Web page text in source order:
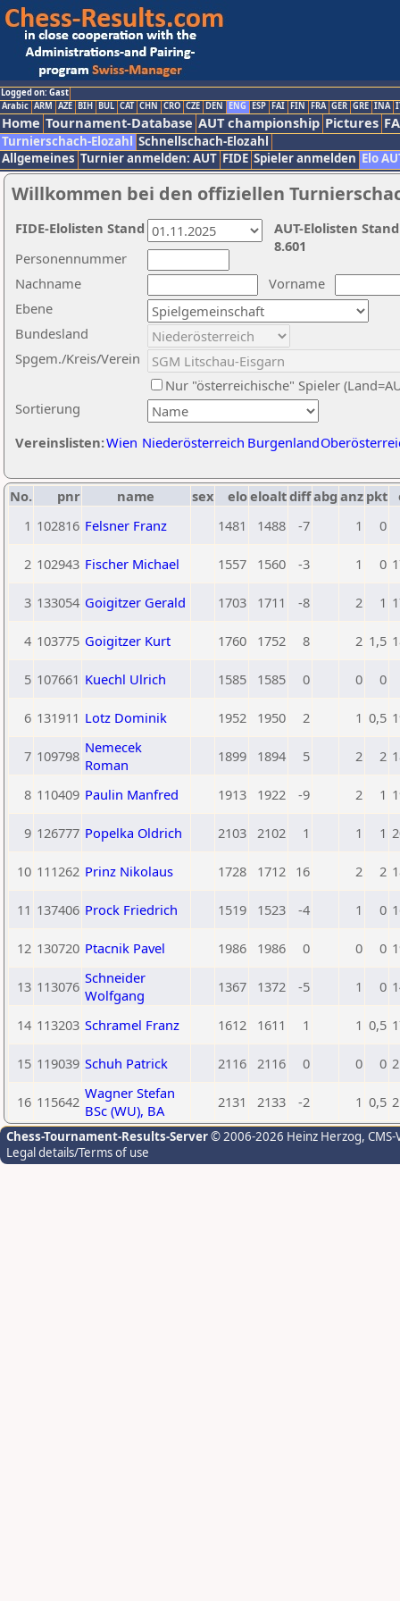
Logged on: Gast
Arabic ARM AZE BIH BUL CAT CHN CRO CZE DEN ENG ESP FAI FIN FRA GER GRE INA
Home Tournament-Database AUT championship Pictures
Turnierschach-Elozahl Schnellschach-Elozahl
Allgemeines Turnier anmelden: AUT FIDE Spieler anmelden Elo
Willkommen bei den offiziellen
Nachname
Vorname
Ebene
Sortierung
Personennummer
Bundesland
Spgem./Kreis/Verein
Nur "österreichische" Spieler
Vereinslisten:Wien Niederösterreich Burgenland
AUT-Elolisten
8.601
FIDE-Elolisten Stand
No. pnr name sex eloeloaltdiffabg anz pkt
1 102816 Felsner Franz 1481 1488 -7 1 0
2 102943 Fischer Michael 1557 1560 -3 1 0
3 133054 Goigitzer Gerald 1703 1711 -8 2 1
4 103775 Goigitzer Kurt 1760 1752 8 2 1,5
5 107661 Kuechl Ulrich 1585 1585 0 0 0
6 131911 Lotz Dominik 1952 1950 2 1 0,5
7 109798 Nemecek
Roman
1899 1894 5 2 2
8 110409 Paulin Manfred 1913 1922 -9 2 1
9 126777 Popelka Oldrich 2103 2102 1 1 1
10 111262 Prinz Nikolaus 1728 1712 16 2 2
11 137406 Prock Friedrich 1519 1523 -4 1 0
12 130720 Ptacnik Pavel 1986 1986 0 0 0
13 113076 Schneider
Wolfgang
1367 1372 -5 1 0
14 113203 Schramel Franz 1612 1611 1 1 0,5
15 119039 Schuh Patrick 2116 2116 0 0 0
16 115642 Wagner Stefan
BSc (WU), BA
2131 2133 -2 1 0,5
Chess-Tournament-Results-Server© 2006-2026 Heinz Herzog,
Legal details/Terms of use